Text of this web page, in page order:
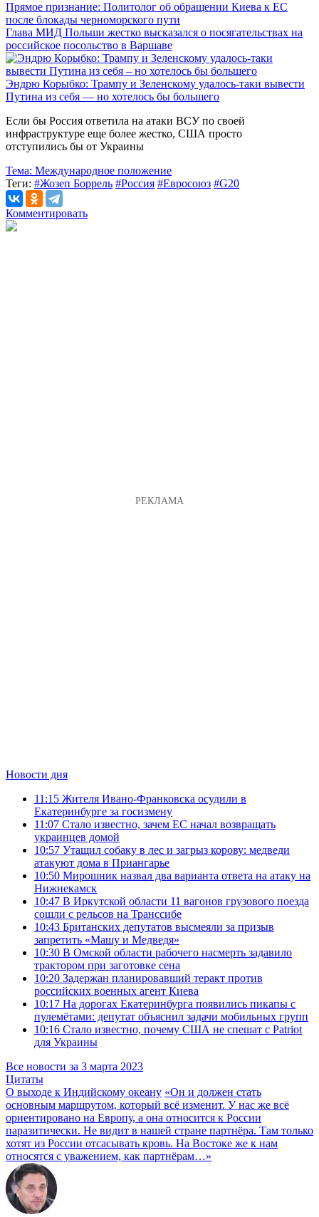
Прямое признание: Политолог об обращении Киева к ЕС
после блокады черноморского пути
Глава МИД Польши жестко высказался о посягательствах на
российское посольство в Варшаве
Эндрю Корыбко: Трампу и Зеленскому удалось-таки вывести
Путина из себя — но хотелось бы большего
Если бы Россия ответила на атаки ВСУ по своей
инфраструктуре еще более жестко, США просто
отступились бы от Украины
Тема: Международное положение
Теги: #Жозеп Боррель #Россия #Евросоюз #G20
Комментировать
Новости дня
11:15 Жителя Ивано-Франковска осудили в
Екатеринбурге за госизмену
11:07 Стало известно, зачем ЕС начал возвращать
украинцев домой
10:57 Утащил собаку в лес и загрыз корову: медведи
атакуют дома в Приангарье
10:50 Мирошник назвал два варианта ответа на атаку на
Нижнекамск
10:47 В Иркутской области 11 вагонов грузового поезда
сошли с рельсов на Транссибе
10:43 Британских депутатов высмеяли за призыв
запретить «Машу и Медведя»
10:30 В Омской области рабочего насмерть задавило
трактором при заготовке сена
10:20 Задержан планировавший теракт против
российских военных агент Киева
10:17 На дорогах Екатеринбурга появились пикапы с
пулемётами: депутат объяснил задачи мобильных групп
10:16 Стало известно, почему США не спешат с Patriot
для Украины
Все новости за 3 марта 2023
Цитаты
О выходе к Индийскому океану «Он и должен стать
основным маршрутом, который всё изменит. У нас же всё
ориентировано на Европу, а она относится к России
паразитически. Не видит в нашей стране партнёра. Там только
хотят из России отсасывать кровь. На Востоке же к нам
относятся с уважением, как партнёрам…»